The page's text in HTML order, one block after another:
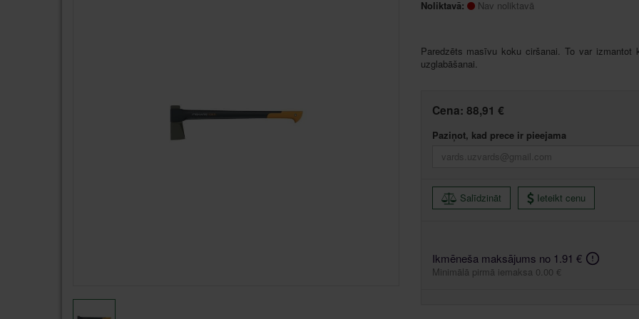
Noliktavā: Nav noliktavā
Paredzēts masīvu koku ciršanai. To var
uzglabāšanai.
Cena: 88,91 €
Paziņot, kad prece ir pieejama
Salīdzināt Ieteikt cenu
Ikmēneša maksājums no 1.91 €
Minimālā pirmā iemaksa 0.00 €